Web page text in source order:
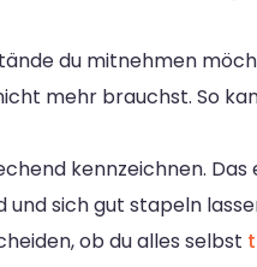
du mitnehmen
mehr brauchst. So
kennzeichnen.
und sich gut stapeln
ob du alles selbst